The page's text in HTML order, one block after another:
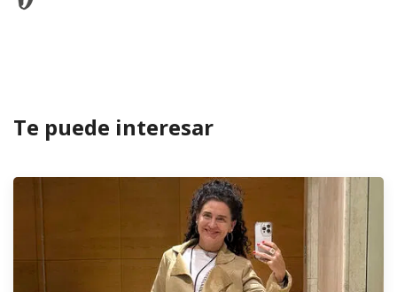
Te puede interesar